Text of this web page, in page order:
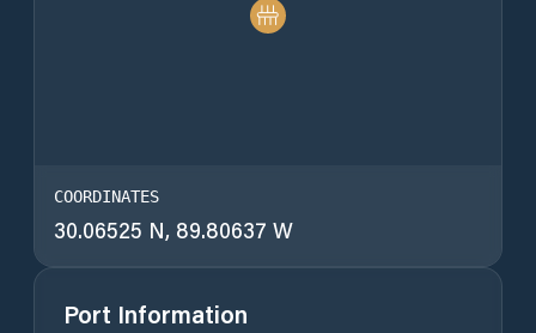
COORDINATES
30.06525 N, 89.80637 W
Port Information